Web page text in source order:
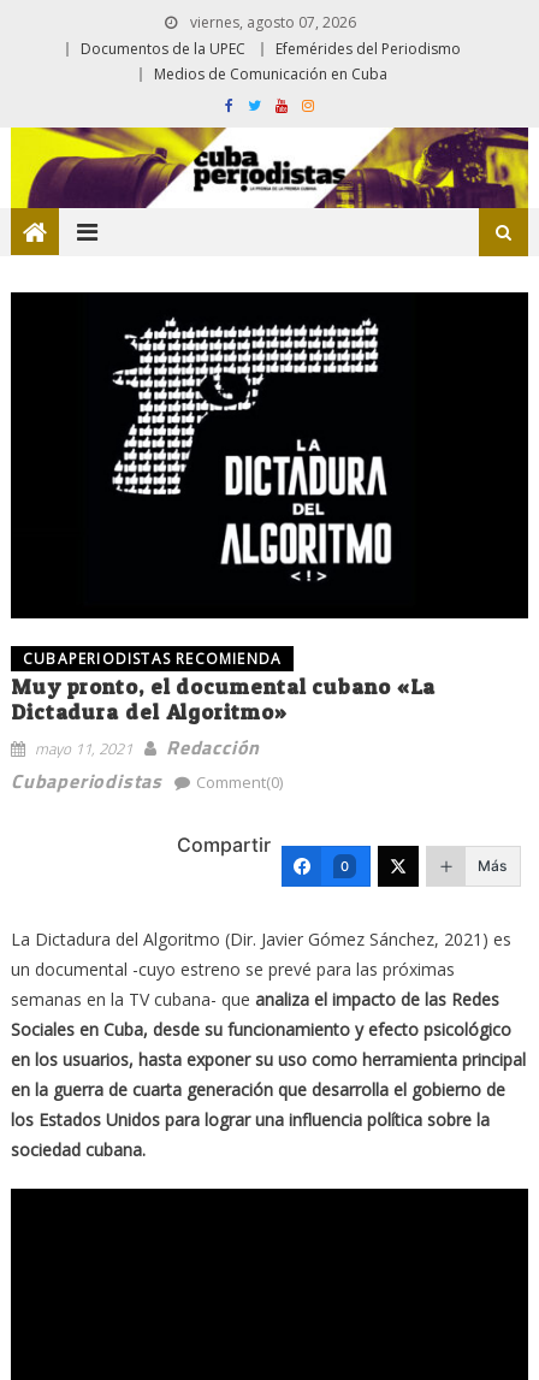
viernes, agosto 07, 2026
Documentos de la UPEC
Efemérides del Periodismo
Medios de Comunicación en Cuba
CUBAPERIODISTAS RECOMIENDA
Muy pronto, el documental cubano «La
Dictadura del Algoritmo»
mayo 11, 2021
Redacción
Cubaperiodistas
Comment(0)
Compartir
0 Más
La Dictadura del Algoritmo (Dir. Javier Gómez Sánchez, 2021) es
un documental -cuyo estreno se prevé para las próximas
semanas en la TV cubana- que analiza el impacto de las Redes
Sociales en Cuba, desde su funcionamiento y efecto psicológico
en los usuarios, hasta exponer su uso como herramienta principal
en la guerra de cuarta generación que desarrolla el gobierno de
los Estados Unidos para lograr una influencia política sobre la
sociedad cubana.